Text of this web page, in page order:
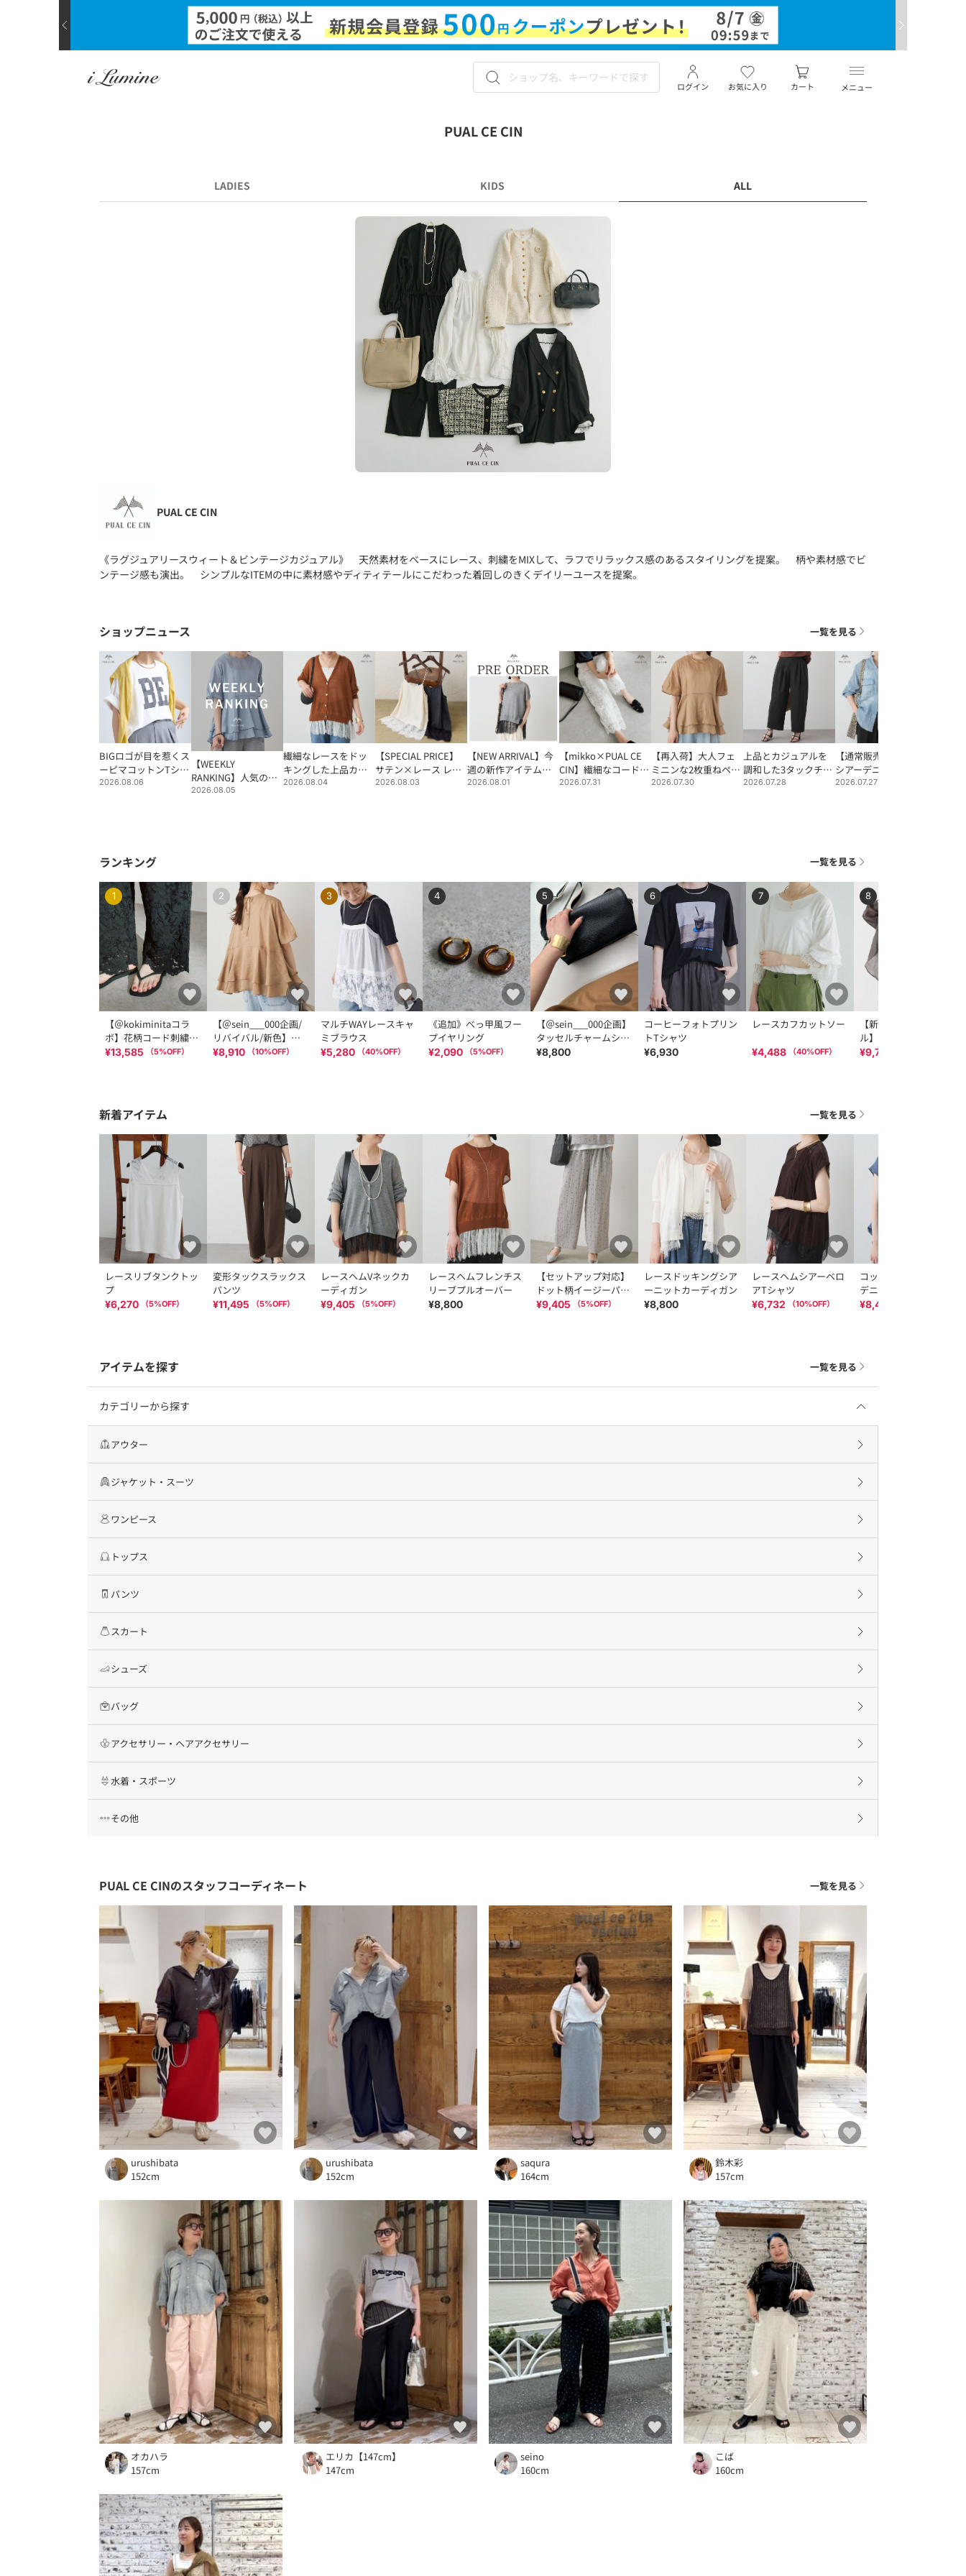
メニュー
お気に入り
ログイン カート
PUAL CE CIN
LADIES KIDS ALL
PUAL CE CIN
《ラグジュアリースウィート＆ビンテージカジュアル》 天然素材をベースにレース、刺繍をMIXして、ラフでリラックス感のあるスタイリングを提案。 柄や素材感でビ
ンテージ感も演出。 シンプルなITEMの中に素材感やディティテールにこだわった着回しのきくデイリーユースを提案。
ショップニュース 一覧を見る
BIGロゴが目を惹くス
ーピマコットンTシャ
ツ
2026.08.06
【WEEKLY
RANKING】人気のア
イテムをご紹介
2026.08.05
繊細なレースをドッ
キングした上品カー
ディガン
2026.08.04
【SPECIAL PRICE】
サテン×レース レイ
ヤードキャミソール
2026.08.03
【NEW ARRIVAL】今
週の新作アイテムを
ご紹介♪
2026.08.01
【mikko×PUAL CE
CIN】繊細なコード刺
繍が目を惹くレース
2026.07.31
【再入荷】大人フェ
ミニンな2枚重ねペプ
ラムブラウス
2026.07.30
上品とカジュアルを
調和した3タックチノ
スラックスパンツ
2026.07.28
【通常販売開始！】
シアーデニムバンド
カラーブラウス
2026.07.27
ランキング 一覧を見る
1
【＠kokiminitaコラ
ボ】花柄コード刺繍ス
カラップレースパンツ
¥13,585 （5%OFF）
2
【＠sein___000企画/
リバイバル/新色】ラ
ミー2枚重ねペプラム
¥8,910 （10%OFF）
3
マルチWAYレースキャ
ミブラウス
¥5,280 （40%OFF）
4
《追加》べっ甲風フー
プイヤリング
¥2,090 （5%OFF）
5
【＠sein___000企画】
タッセルチャームショ
ルダーBAG
¥8,800
6
コーヒーフォトプリン
トTシャツ
¥6,930
7
レースカフカットソー
¥4,488 （40%OFF）
8
【新色登場/リバイバ
ル】ラミーオーバーシ
ャツブラウス
¥9,702
新着アイテム 一覧を見る
レースリブタンクトッ
プ
¥6,270 （5%OFF）
変形タックスラックス
パンツ
¥11,495 （5%OFF）
レースヘムVネックカ
ーディガン
¥9,405 （5%OFF）
レースヘムフレンチス
リーブプルオーバー
¥8,800
【セットアップ対応】
ドット柄イージーパン
ツ
¥9,405 （5%OFF）
レースドッキングシア
ーニットカーディガン
¥8,800
レースヘムシアーベロ
アTシャツ
¥6,732 （10%OFF）
コットンボイルシアー
デニムリボンタイブラ
ウス
¥8,415
アイテムを探す 一覧を見る
カテゴリーから探す
アウター
ジャケット・スーツ
ワンピース
トップス
パンツ
スカート
シューズ
バッグ
アクセサリー・ヘアアクセサリー
水着・スポーツ
その他
PUAL CE CINのスタッフコーディネート 一覧を見る
urushibata
152cm
urushibata
152cm
saqura
164cm
鈴木彩
157cm
オカハラ
157cm
エリカ【147cm】
147cm
seino
160cm
こば
160cm